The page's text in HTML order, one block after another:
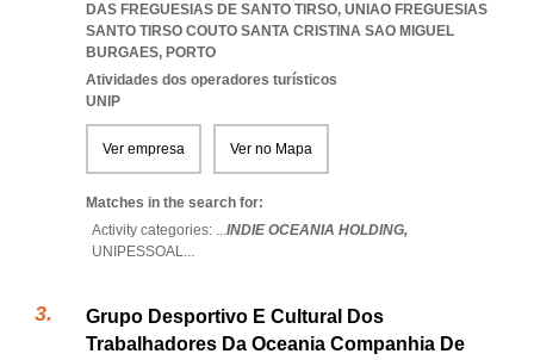
DAS FREGUESIAS DE SANTO TIRSO, UNIAO FREGUESIAS
SANTO TIRSO COUTO SANTA CRISTINA SAO MIGUEL
BURGAES, PORTO
Atividades dos operadores turísticos
UNIP
Ver empresa Ver no Mapa
Matches in the search for:
Activity categories: ...INDIE OCEANIA HOLDING,
UNIPESSOAL...
Grupo Desportivo E Cultural Dos
Trabalhadores Da Oceania Companhia De